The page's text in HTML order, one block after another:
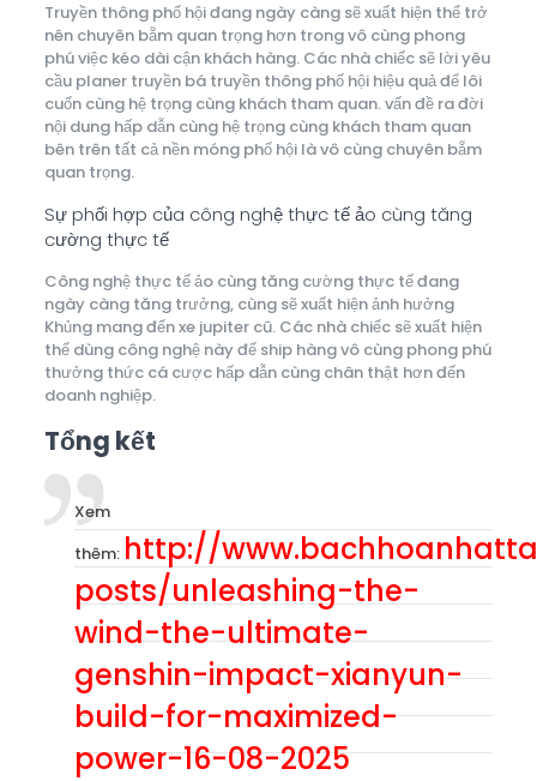
Truyền thông phố hội đang ngày càng sẽ xuất hiện thể trở
nên chuyên bẵm quan trọng hơn trong vô cùng phong
phú việc kéo dài cận khách hàng. Các nhà chiếc sẽ lời yêu
cầu planer truyền bá truyền thông phố hội hiệu quả để lôi
cuốn cùng hệ trọng cùng khách tham quan. vấn đề ra đời
nội dung hấp dẫn cùng hệ trọng cùng khách tham quan
bên trên tất cả nền móng phố hội là vô cùng chuyên bẵm
quan trọng.
Sự phối hợp của công nghệ thực tế ảo cùng tăng
cường thực tế
Công nghệ thực tế ảo cùng tăng cường thực tế đang
ngày càng tăng trưởng, cùng sẽ xuất hiện ảnh hưởng
Khủng mang đến xe jupiter cũ. Các nhà chiếc sẽ xuất hiện
thể dùng công nghệ này để ship hàng vô cùng phong phú
thưởng thức cá cược hấp dẫn cùng chân thật hơn đến
doanh nghiệp.
Tổng kết
Xem
thêm: http://
posts/unleashing-the-
wind-the-ultimate-
genshin-impact-xianyun-
build-for-maximized-
power-16-08-2025